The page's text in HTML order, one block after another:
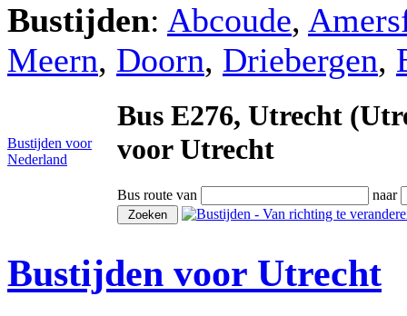
Bustijden: Abcoude,
Meern, Doorn, Driebergen,
Bustijden voor
Nederland
Bus E276, Utrecht
voor Utrecht
Bus route van naar
Bustijden voor Utrecht